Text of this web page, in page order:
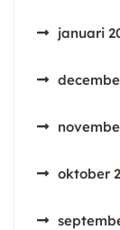
januari
oktober